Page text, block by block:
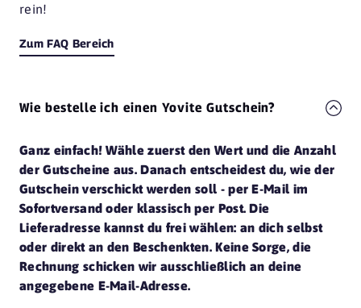
rein!
Zum FAQ Bereich
Wie bestelle ich einen Yovite Gutschein?
Ganz einfach! Wähle zuerst den Wert und die Anzahl
der Gutscheine aus. Danach entscheidest du, wie der
Gutschein verschickt werden soll - per E-Mail im
Sofortversand oder klassisch per Post. Die
Lieferadresse kannst du frei wählen: an dich selbst
oder direkt an den Beschenkten. Keine Sorge, die
Rechnung schicken wir ausschließlich an deine
angegebene E-Mail-Adresse.